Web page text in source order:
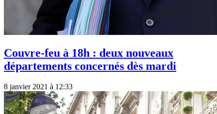
Couvre-feu à 18h : deux nouveaux
départements concernés dès mardi
8 janvier 2021 à 12:33